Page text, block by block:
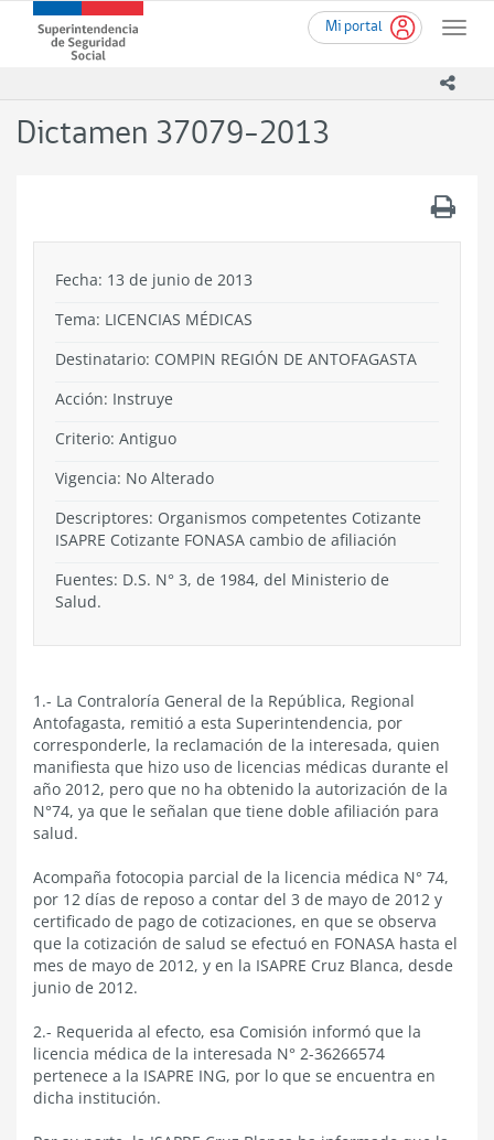
contenido
Mi portal
Toggle
Superintendencia
de
-
Dictamen 37079-2013
Fecha: 13 de junio de 2013
Tema: LICENCIAS MÉDICAS
Destinatario: COMPIN REGIÓN DE ANTOFAGASTA
Acción: Instruye
Criterio: Antiguo
Vigencia: No Alterado
Descriptores: Organismos competentes Cotizante
ISAPRE Cotizante FONASA cambio de afiliación
Fuentes: D.S. N° 3, de 1984, del Ministerio de
Salud.
1.- La Contraloría General de la República, Regional
Antofagasta, remitió a esta Superintendencia, por
corresponderle, la reclamación de la interesada, quien
manifiesta que hizo uso de licencias médicas durante el
año 2012, pero que no ha obtenido la autorización de la
N°74, ya que le señalan que tiene doble afiliación para
salud.
Acompaña fotocopia parcial de la licencia médica N° 74,
por 12 días de reposo a contar del 3 de mayo de 2012 y
certificado de pago de cotizaciones, en que se observa
que la cotización de salud se efectuó en FONASA hasta el
mes de mayo de 2012, y en la ISAPRE Cruz Blanca, desde
junio de 2012.
2.- Requerida al efecto, esa Comisión informó que la
licencia médica de la interesada N° 2-36266574
pertenece a la ISAPRE ING, por lo que se encuentra en
dicha institución.